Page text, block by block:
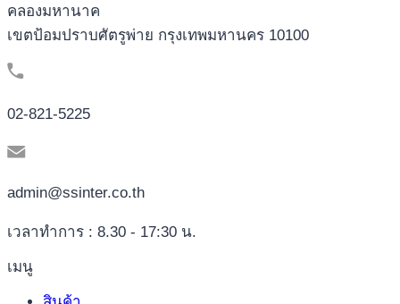
คลองมหานาค
เขตป้อมปราบศัตรูพ่าย กรุงเทพมหานคร 10100
02-821-5225
admin@ssinter.co.th
เวลาทำการ : 8.30 - 17:30 น.
เมนู